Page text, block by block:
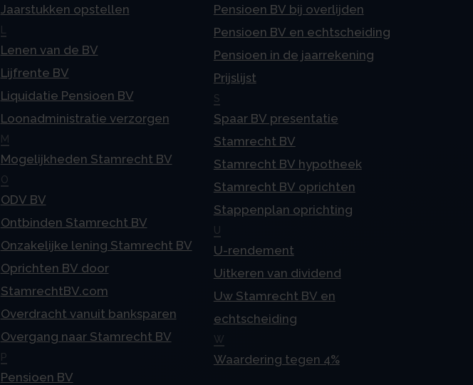
Jaarstukken opstellen
L
Lenen van de BV
Lijfrente BV
Liquidatie Pensioen BV
Loonadministratie verzorgen
M
Mogelijkheden Stamrecht BV
O
ODV BV
Ontbinden Stamrecht BV
Onzakelijke lening Stamrecht BV
Oprichten BV door
StamrechtBV.com
Overdracht vanuit banksparen
Overgang naar Stamrecht BV
P
Pensioen BV
Pensioen BV bij overlijden
Pensioen BV en echtscheiding
Pensioen in de jaarrekening
Prijslijst
S
Spaar BV presentatie
Stamrecht BV
Stamrecht BV hypotheek
Stamrecht BV oprichten
Stappenplan oprichting
U
U-rendement
Uitkeren van dividend
Uw Stamrecht BV en
echtscheiding
W
Waardering tegen 4%